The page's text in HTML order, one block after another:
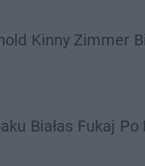
Kinny Zimmer
Białas Fukaj Po